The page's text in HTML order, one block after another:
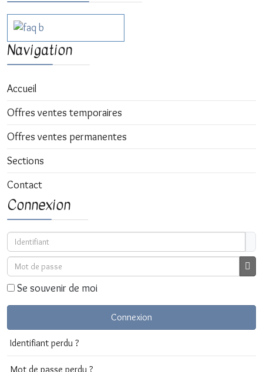
Navigation
Accueil
Offres ventes temporaires
Offres ventes permanentes
Sections
Contact
Connexion
Identifiant
Mot de passe
Se souvenir de moi
Connexion
Identifiant perdu ?
Mot de passe perdu ?